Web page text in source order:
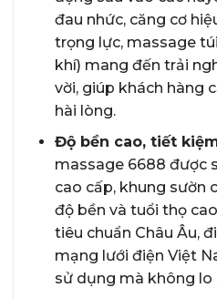
đau nhức, căng cơ
trọng lực, massage
khí) mang đến trải
vời, giúp khách hàng
hài lòng.
Độ bền cao, tiết
massage 6688 được
cao cấp, khung sườn
độ bền và tuổi thọ
tiêu chuẩn Châu Âu,
mạng lưới điện Việt
sử dụng mà không lo